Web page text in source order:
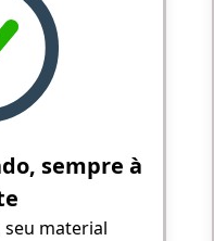
sempre à
seu material